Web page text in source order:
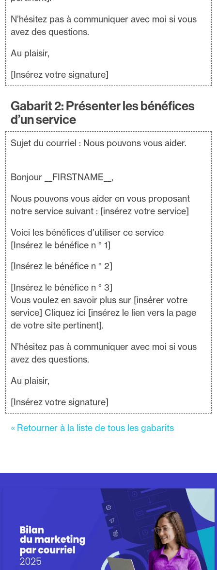
N’hésitez pas à communiquer avec moi si vous
avez des questions.
Au plaisir,
[Insérez votre signature]
Gabarit 2: Présenter les bénéfices
d’un service
Sujet du courriel : Nous pouvons vous aider.
Bonjour __FIRSTNAME__,
Nous pouvons vous aider en vous proposant
notre service suivant : [insérez votre service]
Voici les bénéfices d’utiliser ce service
[Insérez le bénéfice n ° 1]
[Insérez le bénéfice n ° 2]
[Insérez le bénéfice n ° 3]
Vous voulez en savoir plus sur [insérer votre
service] Cliquez ici [insérez le lien vers la page
de votre site pertinent].
N’hésitez pas à communiquer avec moi si vous
avez des questions.
Au plaisir,
[Insérez votre signature]
« Retourner à la liste de tous les gabarits